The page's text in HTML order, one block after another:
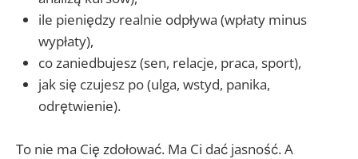
ile pieniędzy realnie odpływa (wpłaty minus
wypłaty),
co zaniedbujesz (sen, relacje, praca, sport),
jak się czujesz po (ulga, wstyd, panika,
odrętwienie).
To nie ma Cię zdołować. Ma Ci dać jasność. A